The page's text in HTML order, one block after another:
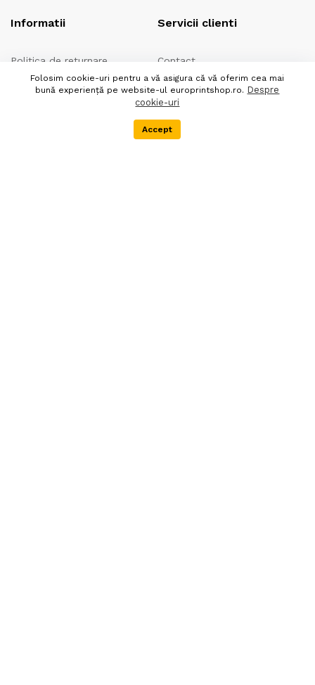
Categorii
Informatii
Politica de returnare
Politica de confidentialitate
Servicii clienti
Contact
Despre noi
Folosim cookie-uri pentru a vă asigura că vă oferim cea mai
bună experiență pe website-ul europrintshop.ro. Despre
cookie-uri
Accept